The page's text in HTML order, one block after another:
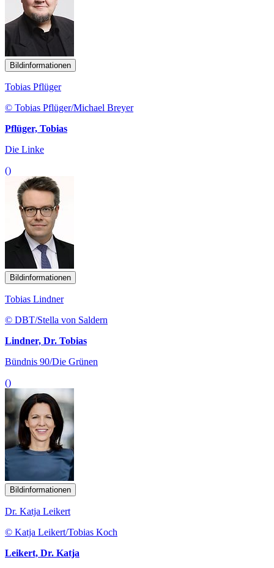
Bildinformationen
Tobias Pflüger
© Tobias Pflüger/Michael Breyer
Pflüger, Tobias
Die Linke
()
Bildinformationen
Tobias Lindner
© DBT/Stella von Saldern
Lindner, Dr. Tobias
Bündnis 90/Die Grünen
()
Bildinformationen
Dr. Katja Leikert
© Katja Leikert/Tobias Koch
Leikert, Dr. Katja